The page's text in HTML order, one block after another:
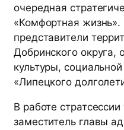
очередная
«Комфортная жизнь».
представители
Добринского округа,
культуры,
«Липецкого
В работе
заместитель главы